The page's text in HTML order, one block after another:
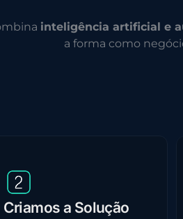
inteligência artificial e
a forma como
Criamos a Solução